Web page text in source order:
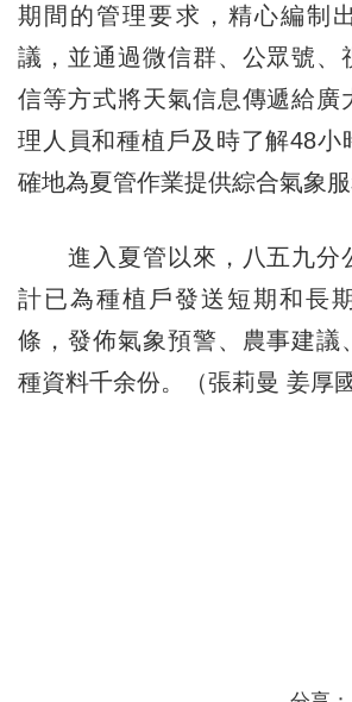
期間的管理要求，精心編制
議，並通過微信群、公眾號、
信等方式將天氣信息傳遞給廣
理人員和種植戶及時了解48小
確地為夏管作業提供綜合氣象服
進入夏管以來，八五九分
計已為種植戶發送短期和長
條，發佈氣象預警、農事建議
種資料千余份。（張莉曼 姜厚國